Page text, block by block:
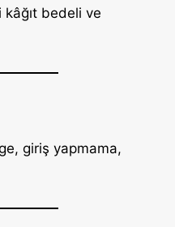
bedeli ve
giriş yapmama,